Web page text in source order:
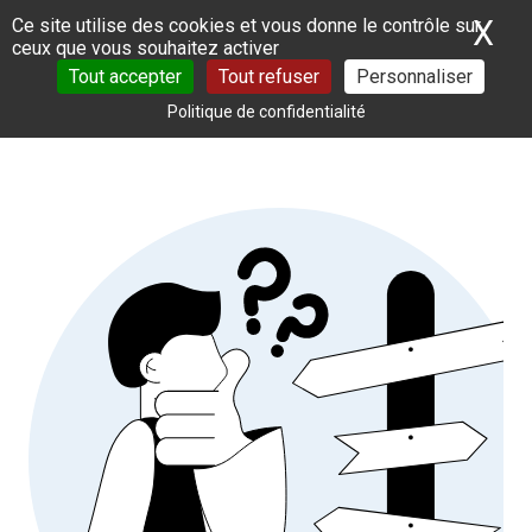
Panneau de gestion des cookies
Ce site utilise des cookies et vous donne le contrôle sur
ceux que vous souhaitez activer
Tout accepter
Tout refuser Personnaliser
Politique de confidentialité
X